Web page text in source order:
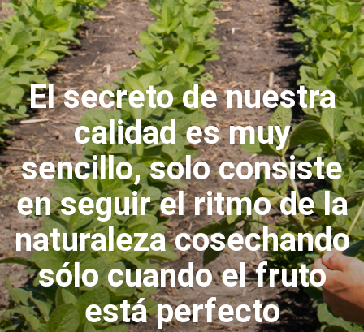
El secreto de nuestra
calidad es muy
sencillo, solo consiste
en seguir el ritmo de la
naturaleza cosechando
sólo cuando el fruto
está perfecto